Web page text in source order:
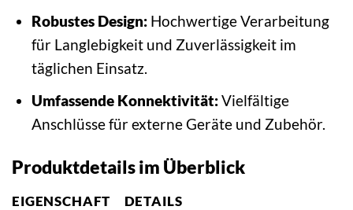
Robustes Design:Hochwertige Verarbeitung
für Langlebigkeit und Zuverlässigkeit im
täglichen Einsatz.
Umfassende Konnektivität:Vielfältige
Anschlüsse für externe Geräte und Zubehör.
Produktdetails im Überblick
EIGENSCHAFT DETAILS